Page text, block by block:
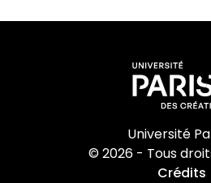
Université
© 2026 - Tous
Crédits